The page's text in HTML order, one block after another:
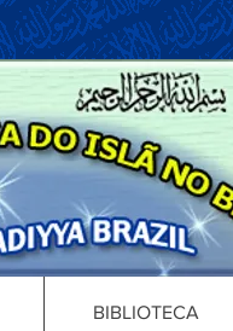
BIBLIOTECA